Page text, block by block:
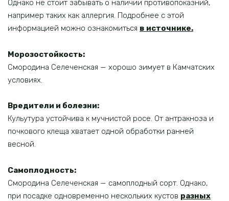
Однако не стоит забывать о наличии противопоказний,
например таких как аллергия. Подробнее с этой
информацией можно ознакомиться в источнике.
Морозостойкость:
Смородина Селеченская — хорошо зимует в Камчатских
условиях.
Вредители и болезни:
Кульутура устойчива к мучнистой росе. От антракноза и
почкового клеща хватает одной обработки ранней
весной.
Самоплодность:
Смородина Селеченская — самоплодный сорт. Однако,
при посадке одновременно нескольких кустов разных